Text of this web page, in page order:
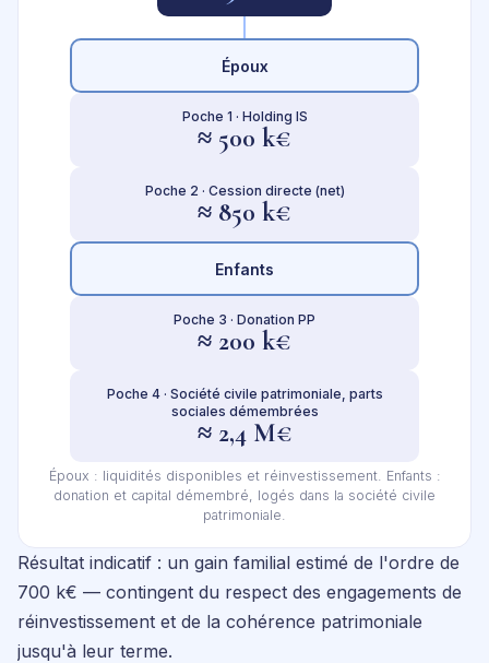
Époux
Poche 1 · Holding IS
≈ 500 k€
Poche 2 · Cession directe (net)
≈ 850 k€
Enfants
Poche 3 · Donation PP
≈ 200 k€
Poche 4 · Société civile patrimoniale, parts
sociales démembrées
≈ 2,4 M€
Époux : liquidités disponibles et réinvestissement. Enfants :
donation et capital démembré, logés dans la société civile
patrimoniale.
Résultat indicatif : un gain familial estimé de l'ordre de
700 k€ — contingent du respect des engagements de
réinvestissement et de la cohérence patrimoniale
jusqu'à leur terme.